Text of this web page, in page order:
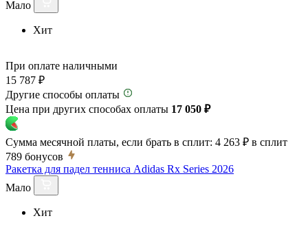
Мало
Хит
При оплате наличными
15 787 ₽
Другие способы оплаты
Цена при других способах оплаты 17 050 ₽
Сумма месячной платы, если брать в сплит: 4 263 ₽ в сплит
789 бонусов
Ракетка для падел тенниса Adidas Rx Series 2026
Мало
Хит